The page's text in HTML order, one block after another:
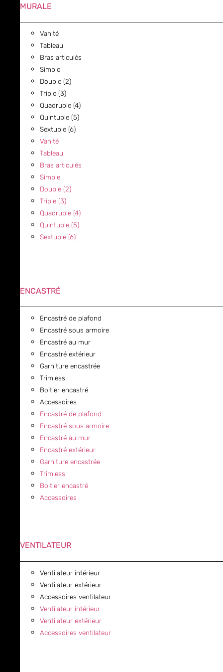
MURALE
Vanité
Tableau
Bras articulés
Simple
Double (2)
Triple (3)
Quadruple (4)
Quintuple (5)
Sextuple (6)
Vanité
Tableau
Bras articulés
Simple
Double (2)
Triple (3)
Quadruple (4)
Quintuple (5)
Sextuple (6)
ENCASTRÉ
Encastré de plafond
Encastré sous armoire
Encastré au mur
Encastré extérieur
Garniture encastrée
Trimless
Boitier encastré
Accessoires
Encastré de plafond
Encastré sous armoire
Encastré au mur
Encastré extérieur
Garniture encastrée
Trimless
Boitier encastré
Accessoires
VENTILATEUR
Ventilateur intérieur
Ventilateur extérieur
Accessoires ventilateur
Ventilateur intérieur
Ventilateur extérieur
Accessoires ventilateur